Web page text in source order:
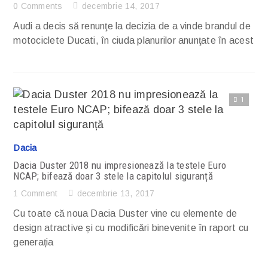
0 Comments decembrie 14, 2017
Audi a decis să renunţe la decizia de a vinde brandul de
motociclete Ducati, în ciuda planurilor anunţate în acest
1
Citește articolul complet
Dacia
Dacia Duster 2018 nu impresionează la testele Euro
NCAP; bifează doar 3 stele la capitolul siguranță
1 Comment decembrie 13, 2017
Cu toate că noua Dacia Duster vine cu elemente de
design atractive și cu modificări binevenite în raport cu
generația